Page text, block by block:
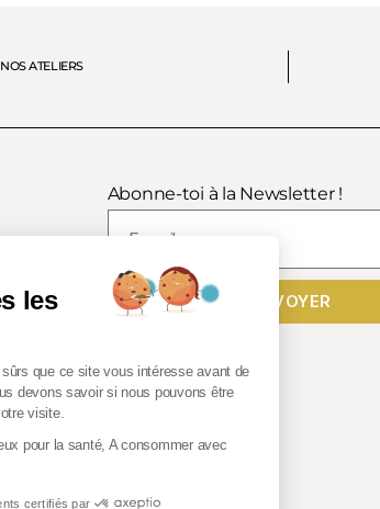
NOS ATELIERS
Abonne-toi à la Newsletter !
ENVOYER
les
que ce site vous intéresse avant de
devons savoir si nous pouvons être
visite.
pour la santé, A consommer avec
certifiés par